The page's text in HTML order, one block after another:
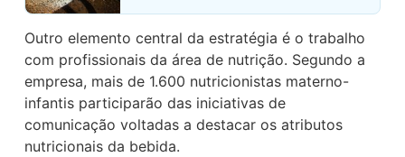
Outro elemento central da estratégia é o trabalho
com profissionais da área de nutrição. Segundo a
empresa, mais de 1.600 nutricionistas materno-
infantis participarão das iniciativas de
comunicação voltadas a destacar os atributos
nutricionais da bebida.